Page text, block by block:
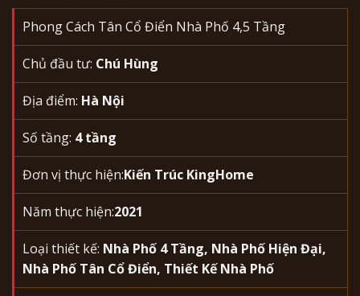
Phong Cách Tân Cổ Điển Nhà Phố 4,5 Tầng
Chủ đầu tư: Chú Hùng
Địa điểm: Hà Nội
Số tầng: 4 tầng
Đơn vị thực hiện:Kiến Trúc KingHome
Năm thực hiện:2021
Loại thiết kế: Nhà Phố 4 Tầng, Nhà Phố Hiện Đại,
Nhà Phố Tân Cổ Điển, Thiết Kế Nhà Phố